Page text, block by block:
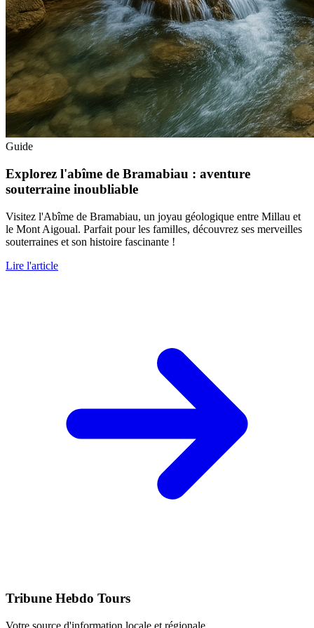
Guide
Explorez l'abîme de Bramabiau : aventure
souterraine inoubliable
Visitez l'Abîme de Bramabiau, un joyau géologique entre Millau et
le Mont Aigoual. Parfait pour les familles, découvrez ses merveilles
souterraines et son histoire fascinante !
Lire l'article
Tribune Hebdo Tours
Votre source d'information locale et régionale